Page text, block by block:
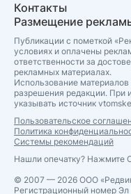
Контакты
Размещение
Публикации с пометкой
условиях и оплачены
ответственности за
рекламных материалах.
Использование
разрешения редакции. При
указывать источник
Пользовательское
Политика
Системы рекомендаций
Нашли опечатку? Нажмите
© 2007 — 2026 ООО
Регистрационный номер